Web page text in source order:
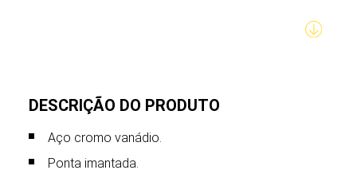
DESCRIÇÃO DO PRODUTO
Aço cromo vanádio.
Ponta imantada.